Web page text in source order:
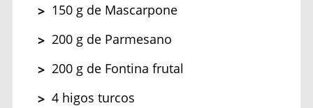
150 g de Mascarpone
200 g de Parmesano
200 g de Fontina frutal
4 higos turcos